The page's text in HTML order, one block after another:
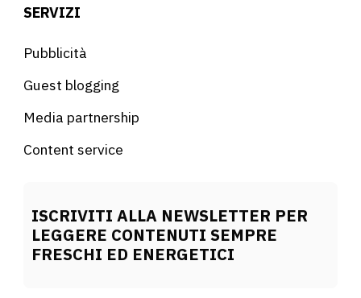
SERVIZI
Pubblicità
Guest blogging
Media partnership
Content service
ISCRIVITI ALLA NEWSLETTER PER
LEGGERE CONTENUTI SEMPRE
FRESCHI ED ENERGETICI